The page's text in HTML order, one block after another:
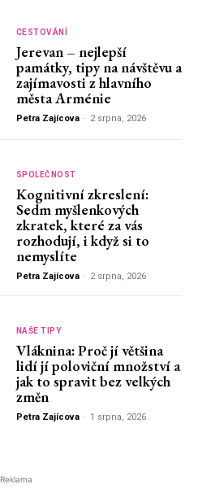
CESTOVÁNÍ
Jerevan – nejlepší
památky, tipy na návštěvu a
zajímavosti z hlavního
města Arménie
Petra Zajícova - 2 srpna, 2026
SPOLEČNOST
Kognitivní zkreslení:
Sedm myšlenkových
zkratek, které za vás
rozhodují, i když si to
nemyslíte
Petra Zajícova - 2 srpna, 2026
NAŠE TIPY
Vláknina: Proč jí většina
lidí jí poloviční množství a
jak to spravit bez velkých
změn
Petra Zajícova - 1 srpna, 2026
Reklama